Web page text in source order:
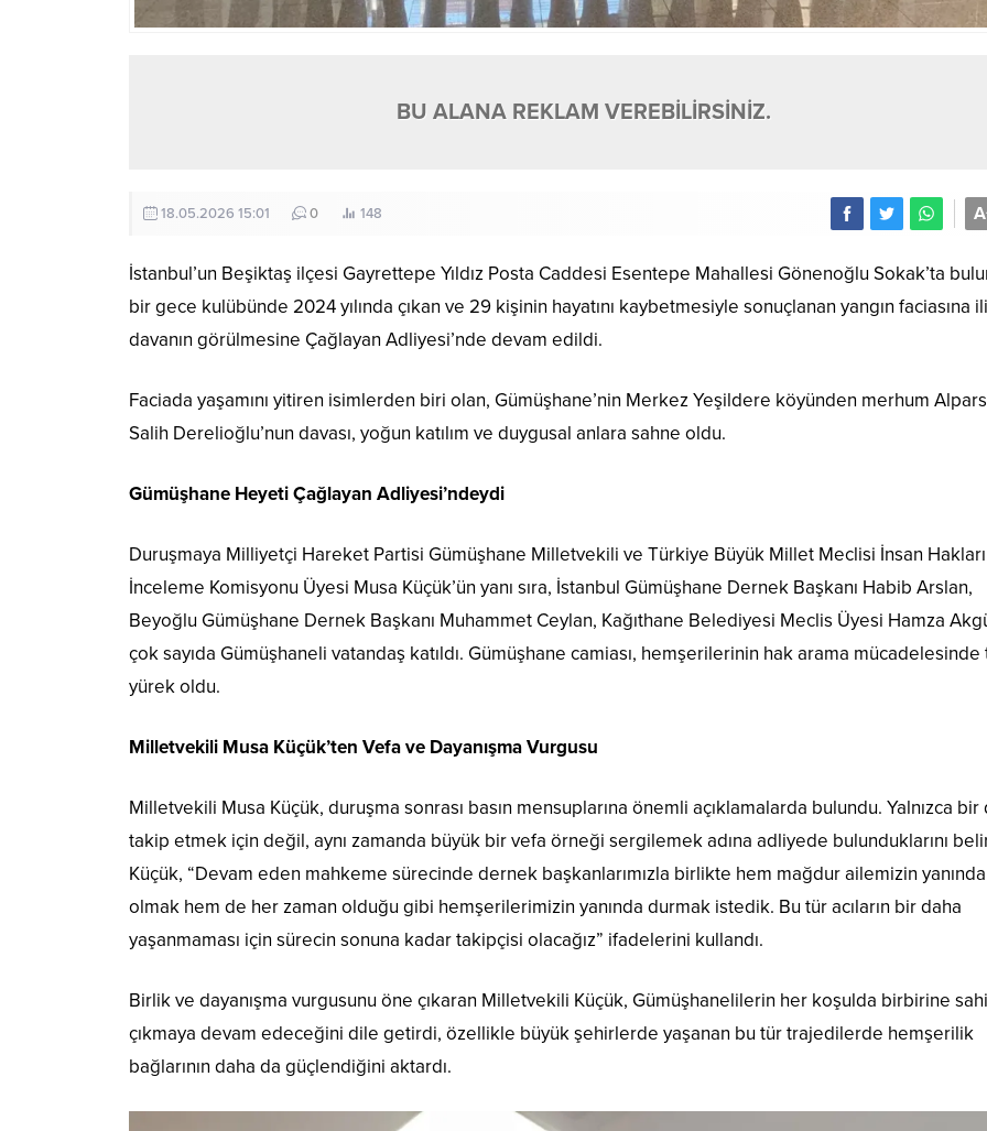
BU ALANA REKLAM VEREBİLİRSİNİZ.
18.05.2026 15:01 0 148 A
İstanbul’un Beşiktaş ilçesi Gayrettepe Yıldız Posta Caddesi Esentepe Mahallesi Gönenoğlu Sokak’ta
bir gece kulübünde 2024 yılında çıkan ve 29 kişinin hayatını kaybetmesiyle sonuçlanan yangın faciasına
davanın görülmesine Çağlayan Adliyesi’nde devam edildi.
Faciada yaşamını yitiren isimlerden biri olan, Gümüşhane’nin Merkez Yeşildere köyünden merhum
Salih Derelioğlu’nun davası, yoğun katılım ve duygusal anlara sahne oldu.
Gümüşhane Heyeti Çağlayan Adliyesi’ndeydi
Duruşmaya Milliyetçi Hareket Partisi Gümüşhane Milletvekili ve Türkiye Büyük Millet Meclisi İnsan Hakları
İnceleme Komisyonu Üyesi Musa Küçük’ün yanı sıra, İstanbul Gümüşhane Dernek Başkanı Habib Arslan,
Beyoğlu Gümüşhane Dernek Başkanı Muhammet Ceylan, Kağıthane Belediyesi Meclis Üyesi Hamza
çok sayıda Gümüşhaneli vatandaş katıldı. Gümüşhane camiası, hemşerilerinin hak arama mücadelesinde
yürek oldu.
Milletvekili Musa Küçük’ten Vefa ve Dayanışma Vurgusu
Milletvekili Musa Küçük, duruşma sonrası basın mensuplarına önemli açıklamalarda bulundu. Yalnızca bir
takip etmek için değil, aynı zamanda büyük bir vefa örneği sergilemek adına adliyede bulunduklarını
Küçük, “Devam eden mahkeme sürecinde dernek başkanlarımızla birlikte hem mağdur ailemizin yanında
olmak hem de her zaman olduğu gibi hemşerilerimizin yanında durmak istedik. Bu tür acıların bir daha
yaşanmaması için sürecin sonuna kadar takipçisi olacağız” ifadelerini kullandı.
Birlik ve dayanışma vurgusunu öne çıkaran Milletvekili Küçük, Gümüşhanelilerin her koşulda birbirine
çıkmaya devam edeceğini dile getirdi, özellikle büyük şehirlerde yaşanan bu tür trajedilerde hemşerilik
bağlarının daha da güçlendiğini aktardı.